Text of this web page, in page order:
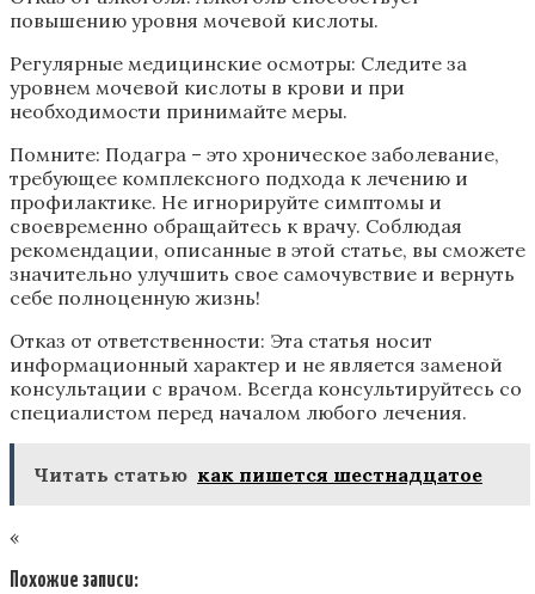
повышению уровня мочевой кислоты.
Регулярные медицинские осмотры: Следите за
уровнем мочевой кислоты в крови и при
необходимости принимайте меры.
Помните: Подагра – это хроническое заболевание,
требующее комплексного подхода к лечению и
профилактике. Не игнорируйте симптомы и
своевременно обращайтесь к врачу. Соблюдая
рекомендации, описанные в этой статье, вы сможете
значительно улучшить свое самочувствие и вернуть
себе полноценную жизнь!
Отказ от ответственности: Эта статья носит
информационный характер и не является заменой
консультации с врачом. Всегда консультируйтесь со
специалистом перед началом любого лечения.
Читать статью как пишется шестнадцатое
«
Похожие записи: